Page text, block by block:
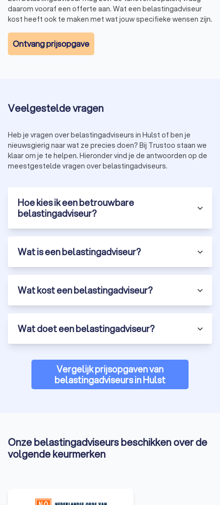
daarom vooraf een offerte aan. Wat een belastingadviseur
kost heeft ook te maken met wat jouw specifieke wensen zijn.
Ontvang prijsopgave
Veelgestelde vragen
Heb je vragen over belastingadviseurs in Hulst of ben je
nieuwsgierig naar wat ze precies doen? Bij Trustoo staan we
klaar om je te helpen. Hieronder vind je de antwoorden op de
meestgestelde vragen over belastingadviseurs.
Hoe kies ik een betrouwbare
belastingadviseur?
Wat is een belastingadviseur?
Wat kost een belastingadviseur?
Wat doet een belastingadviseur?
Vergelijk prijsopgaven van
belastingadviseurs in Hulst
Onze belastingadviseurs beschikken over de
volgende keurmerken